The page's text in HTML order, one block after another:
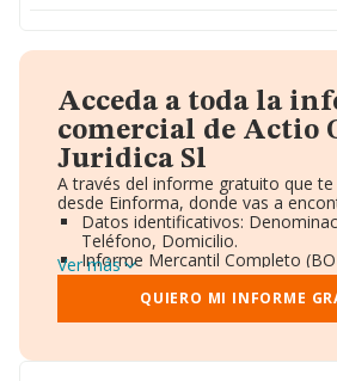
Acceda a toda la
comercial de Actio
Juridica Sl
A través del informe gratuito que
desde Einforma, donde vas a
Datos identificativos:
Teléfono, Domicilio.
Informe Mercantil Completo
Gráficos de Evolución Ventas y
Consejo de Administración y
Directivos y Ejecutivos.
Ver más
QUIERO MI INFORME